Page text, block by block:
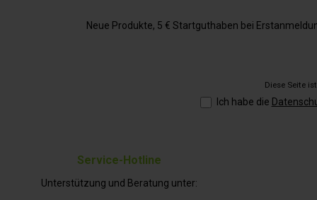
Service-Hotline
Unterstützung und Beratung unter:
Neue Produkte, 5 € Startguthaben bei
Diese Seite
Ich habe die